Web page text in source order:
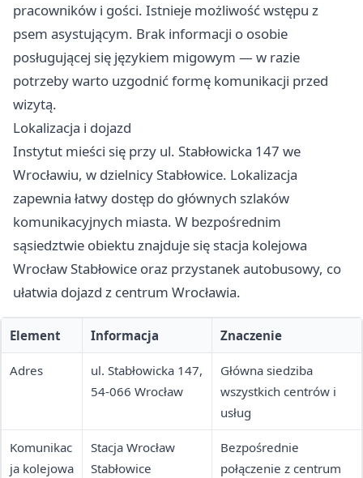
pracowników i gości. Istnieje możliwość wstępu z
psem asystującym. Brak informacji o osobie
posługującej się językiem migowym — w razie
potrzeby warto uzgodnić formę komunikacji przed
wizytą.
Lokalizacja i dojazd
Instytut mieści się przy ul. Stabłowicka 147 we
Wrocławiu, w dzielnicy Stabłowice. Lokalizacja
zapewnia łatwy dostęp do głównych szlaków
komunikacyjnych miasta. W bezpośrednim
sąsiedztwie obiektu znajduje się stacja kolejowa
Wrocław Stabłowice oraz przystanek autobusowy, co
ułatwia dojazd z centrum Wrocławia.
Element Informacja Znaczenie
Adres
ul. Stabłowicka 147,
54-066 Wrocław
Główna siedziba
wszystkich centrów i
usług
Komunikac
ja kolejowa
Stacja Wrocław
Stabłowice
Bezpośrednie
połączenie z centrum